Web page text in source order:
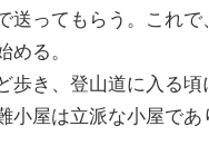
送ってもらう。これ
る。
歩き、登山道に入る
小屋は立派な小屋で